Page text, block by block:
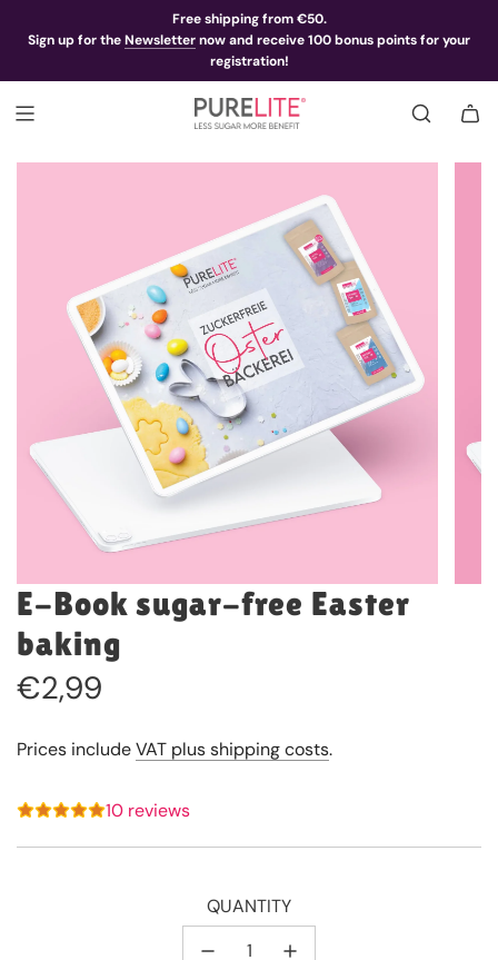
Free shipping from €50.
Sign up for theNewsletternow and receive 100 bonus points for your
registration!
E-Book sugar-free Easter
baking
Regular
price
€2,99
Prices includeVAT plus shipping costs.
10 reviews
QUANTITY